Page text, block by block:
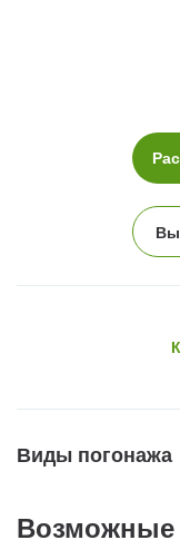
Виды погонажа
Возможные